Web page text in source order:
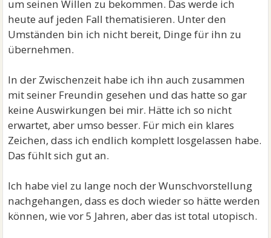
um seinen Willen zu bekommen. Das werde ich
heute auf jeden Fall thematisieren. Unter den
Umständen bin ich nicht bereit, Dinge für ihn zu
übernehmen.
In der Zwischenzeit habe ich ihn auch zusammen
mit seiner Freundin gesehen und das hatte so gar
keine Auswirkungen bei mir. Hätte ich so nicht
erwartet, aber umso besser. Für mich ein klares
Zeichen, dass ich endlich komplett losgelassen habe.
Das fühlt sich gut an.
Ich habe viel zu lange noch der Wunschvorstellung
nachgehangen, dass es doch wieder so hätte werden
können, wie vor 5 Jahren, aber das ist total utopisch.